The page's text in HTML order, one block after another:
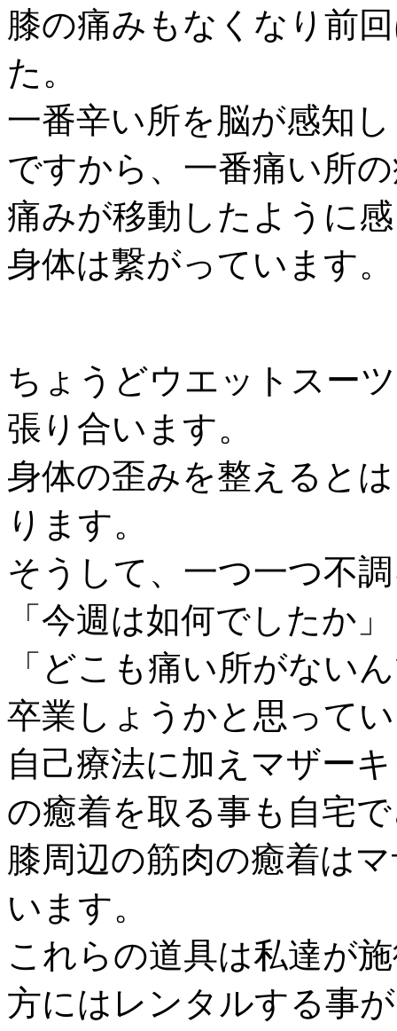
膝の痛みもなくなり前
た。
一番辛い所を脳が感知
ですから、一番痛い所
痛みが移動したように
身体は繋がっています。
ちょうどウエットスー
張り合います。
身体の歪みを整えると
ります。
そうして、一つ一つ不
「今週は如何でしたか」
「どこも痛い所がない
卒業しょうかと思って
自己療法に加えマザー
の癒着を取る事も自宅
膝周辺の筋肉の癒着は
います。
これらの道具は私達が
方にはレンタルする事